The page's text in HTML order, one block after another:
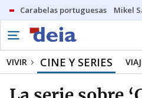
Carabelas portuguesas Mikel
VIVIR CINE Y SERIES